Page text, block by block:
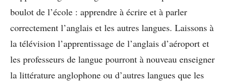
boulot de l’école : apprendre à écrire et à parler
correctement l’anglais et les autres langues. Laissons à
la télévision l’apprentissage de l’anglais d’aéroport et
les professeurs de langue pourront à nouveau enseigner
la littérature anglophone ou d’autres langues que les